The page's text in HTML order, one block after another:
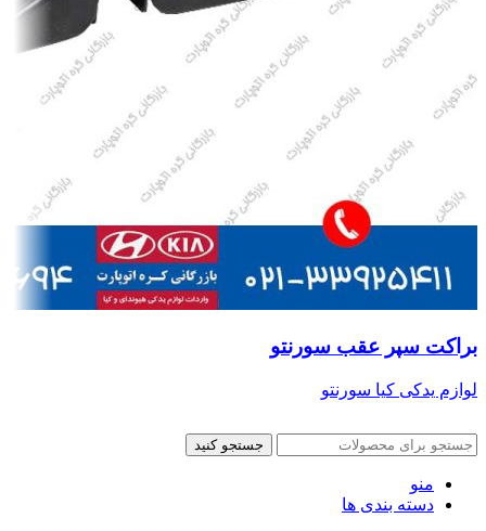
براکت سپر عقب سورنتو
لوازم یدکی کیا سورنتو
جستجو کنید
منو
دسته بندی ها